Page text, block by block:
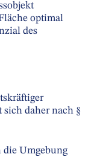
optimal
des
daher nach §
die Umgebung